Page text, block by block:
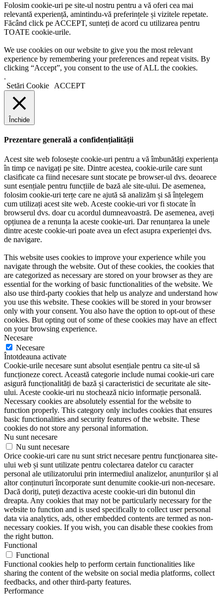
Folosim cookie-uri pe site-ul nostru pentru a vă oferi cea mai
relevantă experiență, amintindu-vă preferințele și vizitele repetate.
Făcând click pe ACCEPT, sunteți de acord cu utilizarea pentru
TOATE cookie-urile.
We use cookies on our website to give you the most relevant
experience by remembering your preferences and repeat visits. By
clicking “Accept”, you consent to the use of ALL the cookies.
.
Setări Cookie
ACCEPT
Închide
Prezentare generală a confidențialității
Acest site web folosește cookie-uri pentru a vă îmbunătăți experiența
în timp ce navigați pe site. Dintre acestea, cookie-urile care sunt
clasificate ca fiind necesare sunt stocate pe browser-ul dvs. deoarece
sunt esențiale pentru funcțiile de bază ale site-ului. De asemenea,
folosim cookie-uri terțe care ne ajută să analizăm și să înțelegem
cum utilizați acest site web. Aceste cookie-uri vor fi stocate în
browserul dvs. doar cu acordul dumneavoastră. De asemenea, aveți
opțiunea de a renunța la aceste cookie-uri. Dar renunțarea la unele
dintre aceste cookie-uri poate avea un efect asupra experienței dvs.
de navigare.
This website uses cookies to improve your experience while you
navigate through the website. Out of these cookies, the cookies that
are categorized as necessary are stored on your browser as they are
essential for the working of basic functionalities of the website. We
also use third-party cookies that help us analyze and understand how
you use this website. These cookies will be stored in your browser
only with your consent. You also have the option to opt-out of these
cookies. But opting out of some of these cookies may have an effect
on your browsing experience.
Necesare
Necesare
Întotdeauna activate
Cookie-urile necesare sunt absolut esențiale pentru ca site-ul să
funcționeze corect. Această categorie include numai cookie-uri care
asigură funcționalități de bază și caracteristici de securitate ale site-
ului. Aceste cookie-uri nu stochează nicio informație personală.
Necessary cookies are absolutely essential for the website to
function properly. This category only includes cookies that ensures
basic functionalities and security features of the website. These
cookies do not store any personal information.
Nu sunt necesare
Nu sunt necesare
Orice cookie-uri care nu sunt strict necesare pentru funcționarea site-
ului web și sunt utilizate pentru colectarea datelor cu caracter
personal ale utilizatorului prin intermediul analizelor, anunțurilor și al
altor conținuturi încorporate sunt denumite cookie-uri non-necesare.
Dacă doriți, puteți dezactiva aceste cookie-uri din butonul din
dreapta. Any cookies that may not be particularly necessary for the
website to function and is used specifically to collect user personal
data via analytics, ads, other embedded contents are termed as non-
necessary cookies. If you wish, you can disable these cookies from
the right button.
Functional
Functional
Functional cookies help to perform certain functionalities like
sharing the content of the website on social media platforms, collect
feedbacks, and other third-party features.
Performance